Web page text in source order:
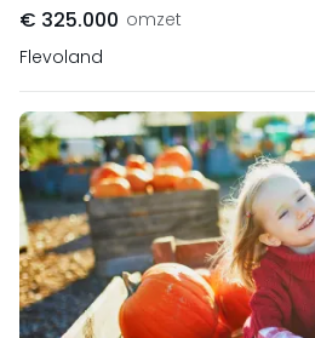
€ 325.000 omzet
Flevoland